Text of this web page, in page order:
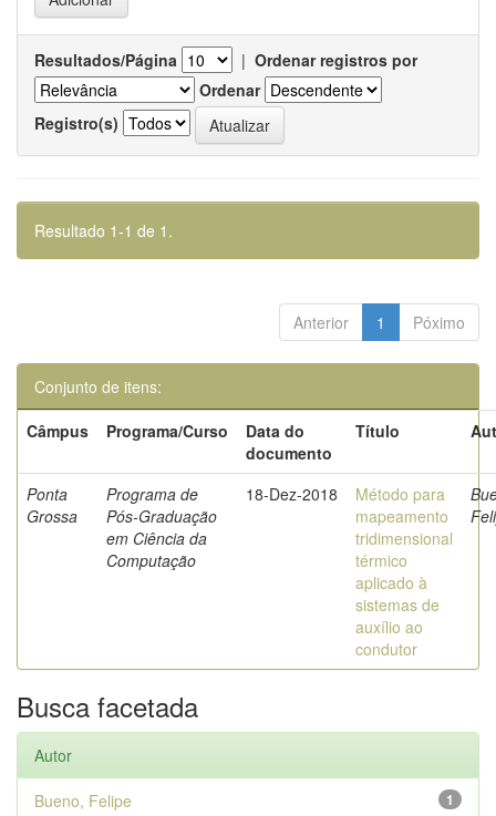
Resultados/Página | Ordenar registros por
Ordenar
Registro(s)
Resultado 1-1 de 1.
Anterior 1 Póximo
Conjunto de itens:
Câmpus
Programa/Curso
Data do
documento
Título
Ponta
Grossa
Programa de
Pós-Graduação
em Ciência da
Computação
18-Dez-2018
Método para
mapeamento
tridimensional
térmico
aplicado à
sistemas de
auxílio ao
condutor
Busca facetada
Autor
1
Bueno, Felipe